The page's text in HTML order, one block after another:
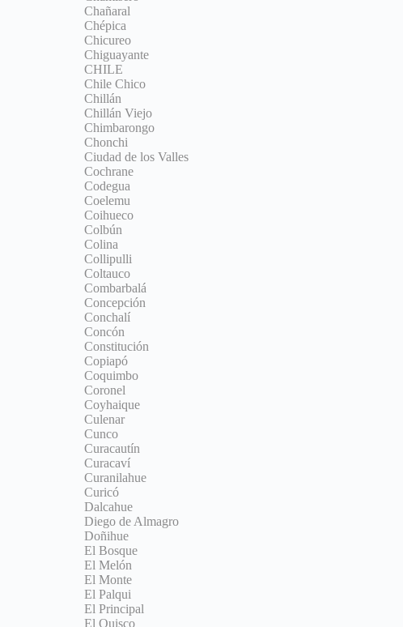
Chañaral
Chépica
Chicureo
Chiguayante
CHILE
Chile Chico
Chillán
Chillán Viejo
Chimbarongo
Chonchi
Ciudad de los Valles
Cochrane
Codegua
Coelemu
Coihueco
Colbún
Colina
Collipulli
Coltauco
Combarbalá
Concepción
Conchalí
Concón
Constitución
Copiapó
Coquimbo
Coronel
Coyhaique
Culenar
Cunco
Curacautín
Curacaví
Curanilahue
Curicó
Dalcahue
Diego de Almagro
Doñihue
El Bosque
El Melón
El Monte
El Palqui
El Principal
El Quisco